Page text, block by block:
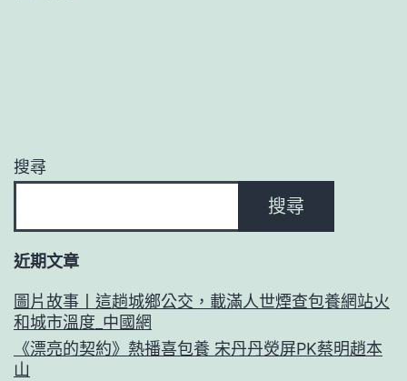
搜尋
搜尋
近期文章
圖片故事丨這趟城鄉公交，載滿人世煙查包養網站火
和城市溫度_中國網
《漂亮的契約》熱播喜包養 宋丹丹熒屏PK蔡明趙本
山